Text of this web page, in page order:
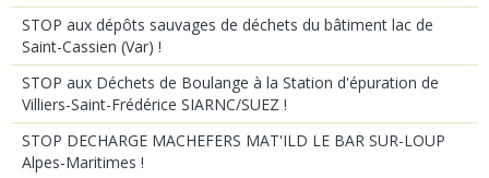
STOP aux dépôts sauvages de déchets du bâtiment lac de
Saint-Cassien (Var) !
STOP aux Déchets de Boulange à la Station d'épuration de
Villiers-Saint-Frédérice SIARNC/SUEZ !
STOP DECHARGE MACHEFERS MAT'ILD LE BAR SUR-LOUP
Alpes-Maritimes !